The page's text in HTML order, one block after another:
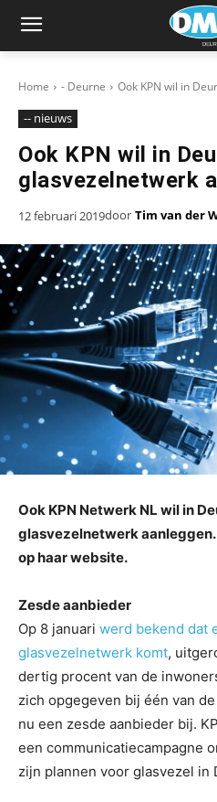
Home - Deurne Ook KPN wil in
-- nieuws
Ook KPN wil in
glasvezelnetwerk
12 februari 2019door Tim van der
Ook KPN Netwerk NL wil in
glasvezelnetwerk
op haar website.
Zesde aanbieder
Op 8 januari werd bekend dat
glasvezelnetwerk komt,
dertig procent van de
zich opgegeven bij één van
nu een zesde aanbieder bij.
een communicatiecampagne
zijn plannen voor glasvezel in